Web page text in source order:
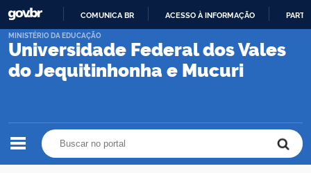
PARA
CONTEÚDO
COMUNICA BR ACESSO À INFORMAÇÃO
Universidade Federal dos Vales
do Jequitinhonha e Mucuri
MINISTÉRIO DA EDUCAÇÃO